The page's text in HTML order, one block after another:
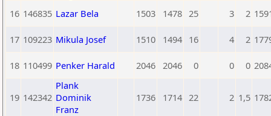
16 146835 Lazar Bela 1503 1478 25 3 2
17 109223 Mikula Josef 1510 1494 16 4 2
18 110499 Penker Harald 2046 2046 0 0 0
19 142342
Plank
Dominik
Franz
1736 1714 22 2 1,5